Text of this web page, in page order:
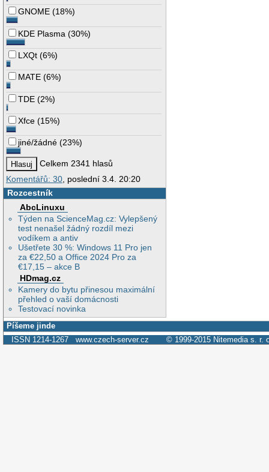
GNOME (18%)
KDE Plasma (30%)
LXQt (6%)
MATE (6%)
TDE (2%)
Xfce (15%)
jiné/žádné (23%)
Celkem 2341 hlasů
Komentářů: 30 , poslední 3.4. 20:20
Rozcestník
AbcLinuxu
Týden na ScienceMag.cz: Vylepšený
test nenašel žádný rozdíl mezi
vodíkem a antiv
Ušetřete 30 %: Windows 11 Pro jen
za €22,50 a Office 2024 Pro za
€17,15 – akce B
HDmag.cz
Kamery do bytu přinesou maximální
přehled o vaší domácnosti
Testovací novinka
Píšeme jinde
ISSN 1214-1267 www.czech-server.cz © 1999-2015 Nitemedia s. r.